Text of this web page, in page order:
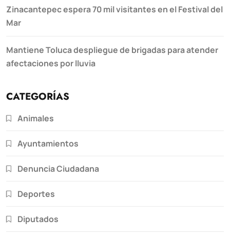
Zinacantepec espera 70 mil visitantes en el Festival del
Mar
Mantiene Toluca despliegue de brigadas para atender
afectaciones por lluvia
CATEGORÍAS
Animales
Ayuntamientos
Denuncia Ciudadana
Deportes
Diputados